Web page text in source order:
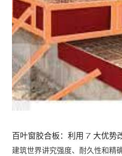
百叶窗胶合板：利用 7 大优势
建筑世界讲究强度、耐久性和精